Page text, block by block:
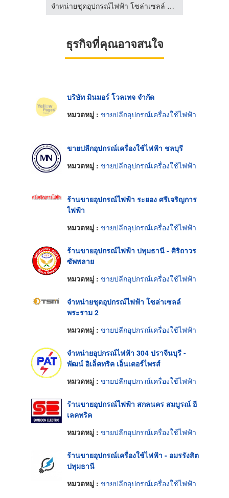
จำหน่ายชุดอุปกรณ์ไฟฟ้า โซล่าเซลล์ พระราม 2
ธุรกิจที่คุณอาจสนใจ
บริษัท มินมอร์ โวลเทจ จำกัด
หมวดหมู่ : ขายปลีกอุปกรณ์เครื่องใช้ไฟฟ้า
ขายปลีกอุปกรณ์เครื่องใช้ไฟฟ้า ชลบุรี
หมวดหมู่ : ขายปลีกอุปกรณ์เครื่องใช้ไฟฟ้า
ร้านขายอุปกรณ์ไฟฟ้า ระยอง ศรีเจริญการ
ไฟฟ้า
หมวดหมู่ : ขายปลีกอุปกรณ์เครื่องใช้ไฟฟ้า
ร้านขายอุปกรณ์ไฟฟ้า ปทุมธานี - ศิริถาวร
ซัพพลาย
หมวดหมู่ : ขายปลีกอุปกรณ์เครื่องใช้ไฟฟ้า
จำหน่ายชุดอุปกรณ์ไฟฟ้า โซล่าเซลล์
พระราม 2
หมวดหมู่ : ขายปลีกอุปกรณ์เครื่องใช้ไฟฟ้า
จำหน่ายอุปกรณ์ไฟฟ้า 304 ปราจีนบุรี -
พัฒน์ อิเล็คทริค เอ็นเตอร์ไพรส์
หมวดหมู่ : ขายปลีกอุปกรณ์เครื่องใช้ไฟฟ้า
ร้านขายอุปกรณ์ไฟฟ้า สกลนคร สมบูรณ์ อี
เลคทริค
หมวดหมู่ : ขายปลีกอุปกรณ์เครื่องใช้ไฟฟ้า
ร้านขายอุปกรณ์เครื่องใช้ไฟฟ้า - อมรรังสิต
ปทุมธานี
หมวดหมู่ : ขายปลีกอุปกรณ์เครื่องใช้ไฟฟ้า